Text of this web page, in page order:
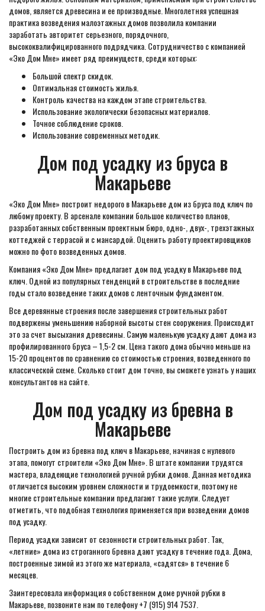
домов, является древесина и ее производные. Многолетняя успешная
практика возведения малоэтажных домов позволила компании
заработать авторитет серьезного, порядочного,
высококвалифицированного подрядчика. Сотрудничество с компанией
«Эко Дом Мне» имеет ряд преимуществ, среди которых:
Большой спектр скидок.
Оптимальная стоимость жилья.
Контроль качества на каждом этапе строительства.
Использование экологически безопасных материалов.
Точное соблюдение сроков.
Использование современных методик.
Дом под усадку из бруса в
Макарьеве
«Эко Дом Мне» построит недорого в Макарьеве дом из бруса под ключ по
любому проекту. В арсенале компании большое количество планов,
разработанных собственным проектным бюро, одно-, двух-, трехэтажных
коттеджей с террасой и с мансардой. Оценить работу проектировщиков
можно по фото возведенных домов.
Компания «Эко Дом Мне» предлагает дом под усадку в Макарьеве под
ключ. Одной из популярных тенденций в строительстве в последние
годы стало возведение таких домов с ленточным фундаментом.
Все деревянные строения после завершения строительных работ
подвержены уменьшению наборной высоты стен сооружения. Происходит
это за счет высыхания древесины. Самую маленькую усадку дают дома из
профилированного бруса – 1,5-2 см. Цена такого дома обычно меньше на
15-20 процентов по сравнению со стоимостью строения, возведенного по
классической схеме. Сколько стоит дом точно, вы сможете узнать у наших
консультантов на сайте.
Дом под усадку из бревна в
Макарьеве
Построить дом из бревна под ключ в Макарьеве, начиная с нулевого
этапа, помогут строители «Эко Дом Мне». В штате компании трудятся
мастера, владеющие технологией ручной рубки домов. Данная методика
отличается высоким уровнем сложности и трудоемкости, поэтому не
многие строительные компании предлагают такие услуги. Следует
отметить, что подобная технология применяется при возведении домов
под усадку.
Период усадки зависит от сезонности строительных работ. Так,
«летние» дома из строганного бревна дают усадку в течение года. Дома,
построенные зимой из этого же материала, «садятся» в течение 6
месяцев.
Заинтересовала информация о собственном доме ручной рубки в
Макарьеве, позвоните нам по телефону +7 (915) 914 7537.